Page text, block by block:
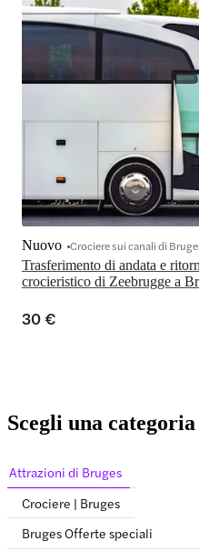
Trasferimento di andata e
crocieristico di Zeebrugge a
Nuovo Crociere sui canali di
30 €
Scegli una categoria
Attrazioni di Bruges
Crociere | Bruges
Bruges Offerte speciali